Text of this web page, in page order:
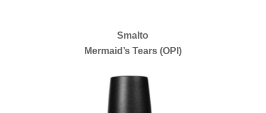
Smalto
Mermaid’s Tears (OPI)